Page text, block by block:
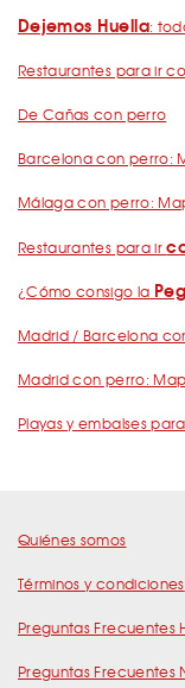
Dejemos Huella:
Restaurantes para ir
De Cañas con perro
Barcelona con perro:
Málaga con perro:
Restaurantes para ir
¿Cómo consigo la
Madrid / Barcelona
Madrid con perro:
Playas y embalses
Quiénes somos
Términos y condiciones
Preguntas Frecuentes
Preguntas Frecuentes